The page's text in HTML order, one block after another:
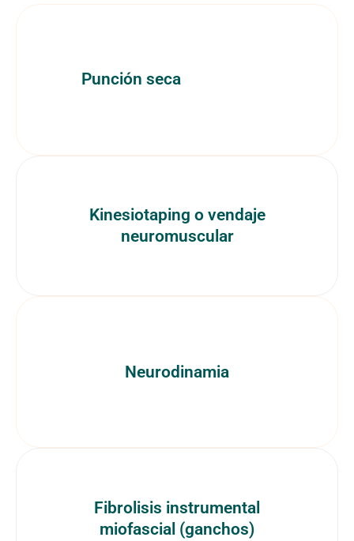
Punción seca
Kinesiotaping o vendaje
neuromuscular
Neurodinamia
Fibrolisis instrumental
miofascial (ganchos)